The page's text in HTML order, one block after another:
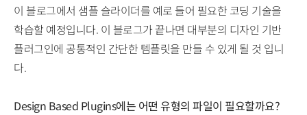
이 블로그에서 샘플 슬라이더를 예로 들어 필요한 코딩 기술을
학습할 예정입니다. 이 블로그가 끝나면 대부분의 디자인 기반
플러그인에 공통적인 간단한 템플릿을 만들 수 있게 될 것 입니
다.
Design Based Plugins에는 어떤 유형의 파일이 필요할까요?